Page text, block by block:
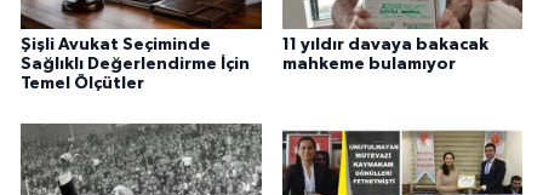
Şişli Avukat Seçiminde
Sağlıklı Değerlendirme İçin
Temel Ölçütler
11 yıldır davaya bakacak
mahkeme bulamıyor